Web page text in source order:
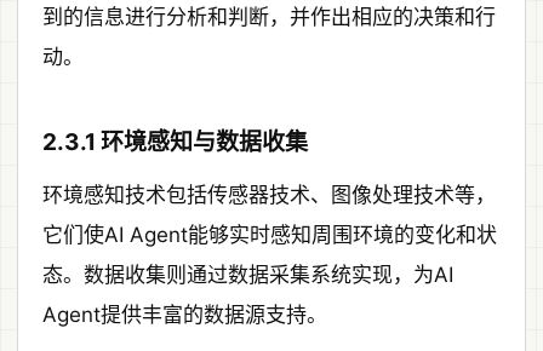
到的信息进行分析和判断，并作出相应的决策和行
动。
2.3.1 环境感知与数据收集
环境感知技术包括传感器技术、图像处理技术等，
它们使AI Agent能够实时感知周围环境的变化和状
态。数据收集则通过数据采集系统实现，为AI
Agent提供丰富的数据源支持。